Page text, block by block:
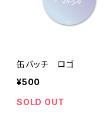
缶バッチ ロゴ
¥500
SOLD OUT